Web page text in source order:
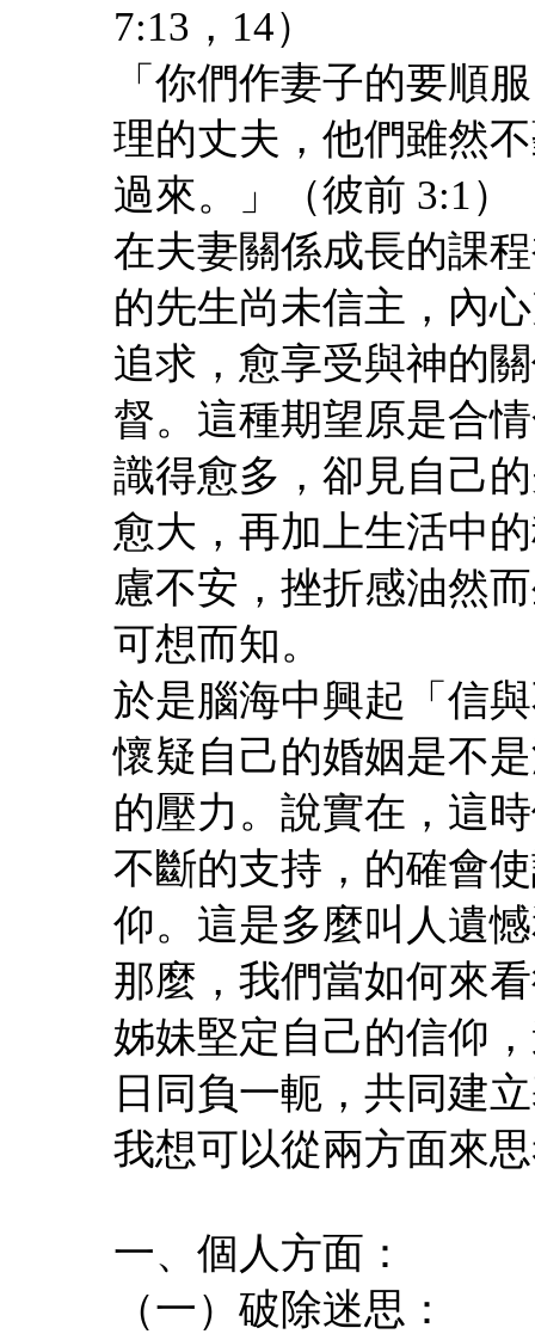
7:13，14）
「你們作妻子的要順
理的丈夫，他們雖然
過來。」（彼前 3:1）
在夫妻關係成長的課
的先生尚未信主，內
追求，愈享受與神的
督。這種期望原是合
識得愈多，卻見自己
愈大，再加上生活中
慮不安，挫折感油然
可想而知。
於是腦海中興起「信
懷疑自己的婚姻是不
的壓力。說實在，這
不斷的支持，的確會
仰。這是多麼叫人遺
那麼，我們當如何來
姊妹堅定自己的信仰
日同負一軛，共同建
我想可以從兩方面來
一、個人方面：
（一）破除迷思：